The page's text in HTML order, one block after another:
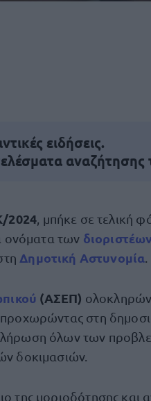
ειδήσεις.
αναζήτησης
2024 , μπήκε σε τελική
ονόματα των
Δημοτική Αστυνομία
(ΑΣΕΠ)
στη
όλων των
δοκιμασιών.
της μοριοδότησης και